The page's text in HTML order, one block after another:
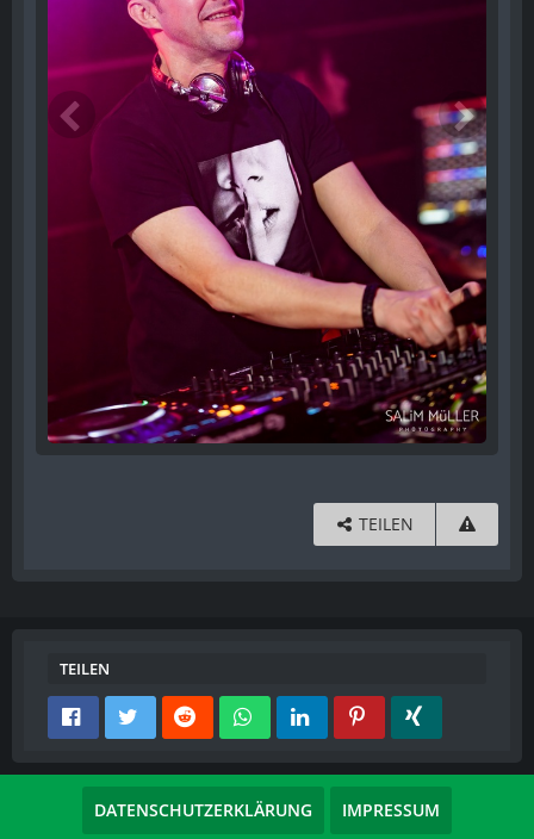
TEILEN
TEILEN
DATENSCHUTZERKLÄRUNG IMPRESSUM